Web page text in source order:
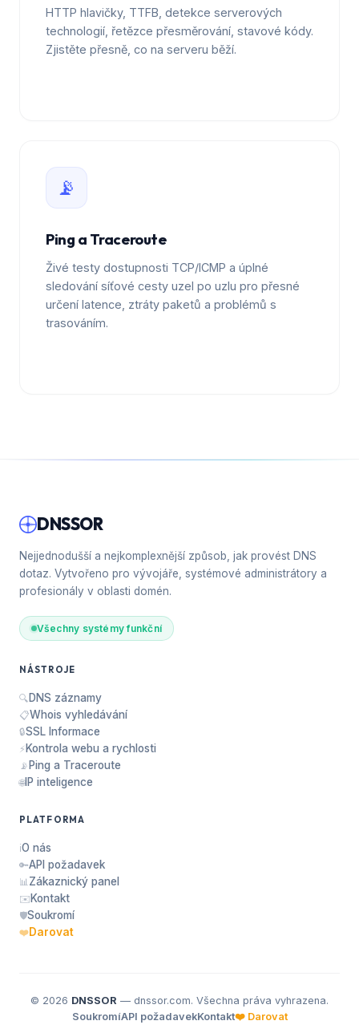
HTTP hlavičky, TTFB, detekce serverových
technologií, řetězce přesměrování, stavové kódy.
Zjistěte přesně, co na serveru běží.
📡
Ping a Traceroute
Živé testy dostupnosti TCP/ICMP a úplné
sledování síťové cesty uzel po uzlu pro přesné
určení latence, ztráty paketů a problémů s
trasováním.
DNSSOR
Nejjednodušší a nejkomplexnější způsob, jak provést DNS
dotaz. Vytvořeno pro vývojáře, systémové administrátory a
profesionály v oblasti domén.
Všechny systémy funkční
NÁSTROJE
🔍 DNS záznamy
📋Whois vyhledávání
🔒SSL Informace
⚡ Kontrola webu a rychlosti
📡 Ping a Traceroute
🌐IP inteligence
PLATFORMA
ℹ️O nás
🔑API požadavek
📊 Zákaznický panel
✉️ Kontakt
🛡️Soukromí
❤️Darovat
© 2026 DNSSOR — dnssor.com. Všechna práva vyhrazena.
SoukromíAPI požadavekKontakt❤️ Darovat